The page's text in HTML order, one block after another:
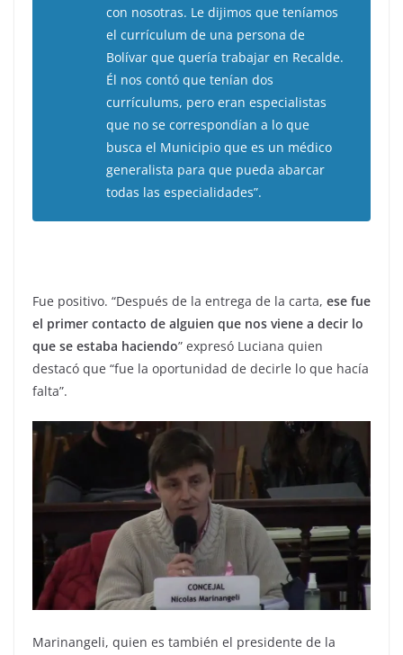
con nosotras. Le dijimos que teníamos
el currículum de una persona de
Bolívar que quería trabajar en Recalde.
Él nos contó que tenían dos
currículums, pero eran especialistas
que no se correspondían a lo que
busca el Municipio que es un médico
generalista para que pueda abarcar
todas las especialidades”.
Fue positivo. “Después de la entrega de la carta, ese fue
el primer contacto de alguien que nos viene a decir lo
que se estaba haciendo” expresó Luciana quien
destacó que “fue la oportunidad de decirle lo que hacía
falta”.
Marinangeli, quien es también el presidente de la